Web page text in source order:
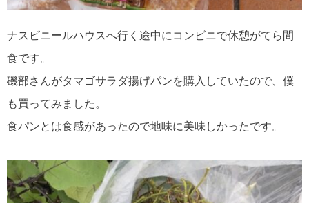
ナスビニールハウスへ行く途中にコンビニで休憩がてら間
食です。
磯部さんがタマゴサラダ揚げパンを購入していたので、僕
も買ってみました。
食パンとは食感があったので地味に美味しかったです。